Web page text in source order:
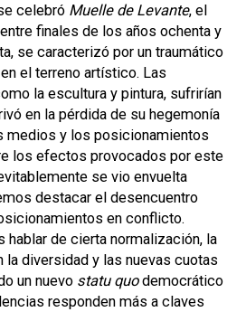
celebró Muelle de Levante, el
finales de los años ochenta y
se caracterizó por un traumático
el terreno artístico. Las
la escultura y pintura, sufrirían
en la pérdida de su hegemonía
medios y los posicionamientos
los efectos provocados por este
se vio envuelta
destacar el desencuentro
en conflicto.
de cierta normalización, la
la diversidad y las nuevas cuotas
un nuevo statu quodemocrático
responden más a claves